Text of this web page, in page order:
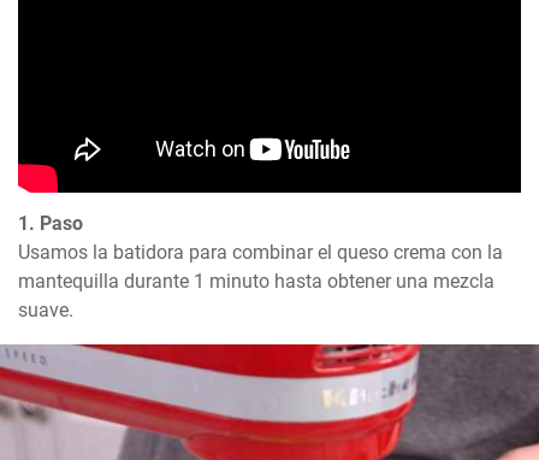
1. Paso
Usamos la batidora para combinar el queso crema con la
mantequilla durante 1 minuto hasta obtener una mezcla
suave.